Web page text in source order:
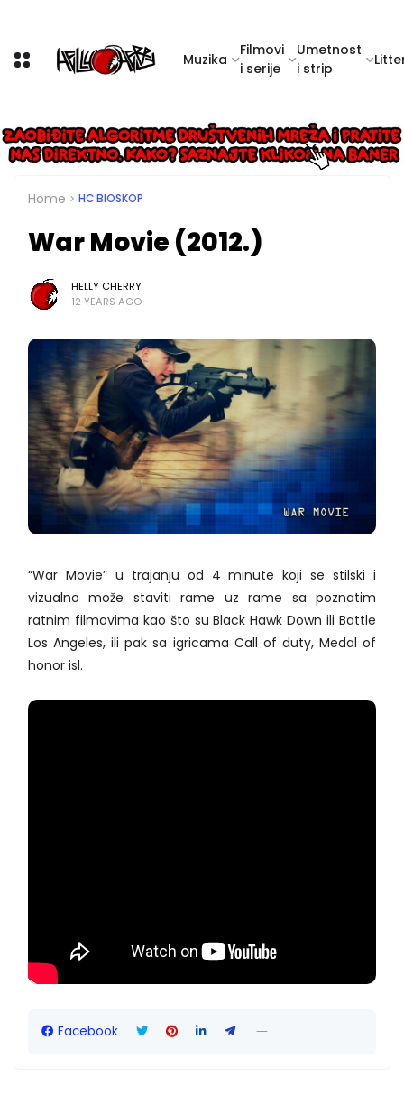
Muzika
Filmovi
i serije
Umetnost
i strip
Home HC BIOSKOP
War Movie (2012.)
HELLY CHERRY
12 YEARS AGO
“War Movie” u trajanju od 4 minute koji se stilski i
vizualno može staviti rame uz rame sa poznatim
ratnim filmovima kao što su Black Hawk Down ili Battle
Los Angeles, ili pak sa igricama Call of duty, Medal of
honor isl.
Facebook